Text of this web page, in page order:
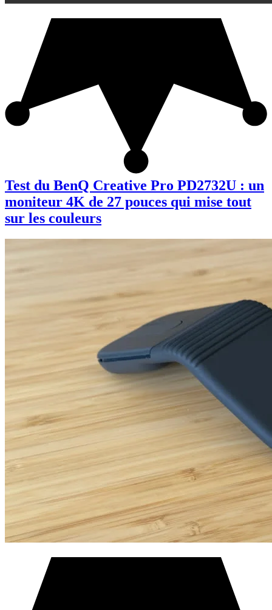
Test du BenQ Creative Pro PD2732U : un
moniteur 4K de 27 pouces qui mise tout
sur les couleurs